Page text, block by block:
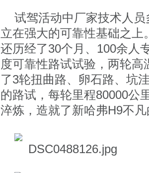
试驾活动中厂家技术人
立在强大的可靠性基础之
还历经了30个月、100余人
度可靠性路试试验，两轮
了3轮扭曲路、卵石路、坑
的路试，每轮里程80000公
淬炼，造就了新哈弗H9不